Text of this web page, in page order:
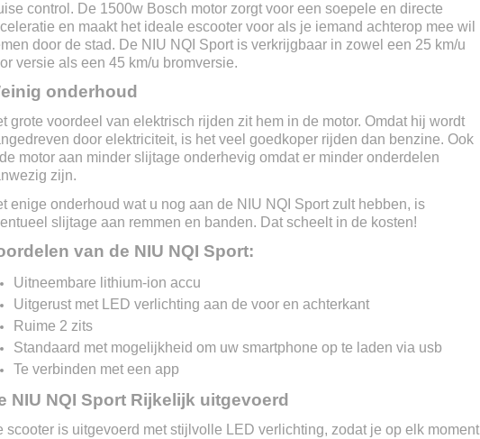
control. De 1500w Bosch motor zorgt voor een soepele en directe
en maakt het ideale escooter voor als je iemand achterop mee wil
door de stad. De NIU NQI Sport is verkrijgbaar in zowel een 25 km/u
versie als een 45 km/u bromversie.
onderhoud
grote voordeel van elektrisch rijden zit hem in de motor. Omdat hij wordt
door elektriciteit, is het veel goedkoper rijden dan benzine. Ook
motor aan minder slijtage onderhevig omdat er minder onderdelen
zijn.
enige onderhoud wat u nog aan de NIU NQI Sport zult hebben, is
slijtage aan remmen en banden. Dat scheelt in de kosten!
van de NIU NQI Sport:
Uitneembare lithium-ion accu
Uitgerust met LED verlichting aan de voor en achterkant
Ruime 2 zits
Standaard met mogelijkheid om uw smartphone op te laden via usb
Te verbinden met een app
NIU NQI Sport Rijkelijk uitgevoerd
scooter is uitgevoerd met stijlvolle LED verlichting, zodat je op elk moment